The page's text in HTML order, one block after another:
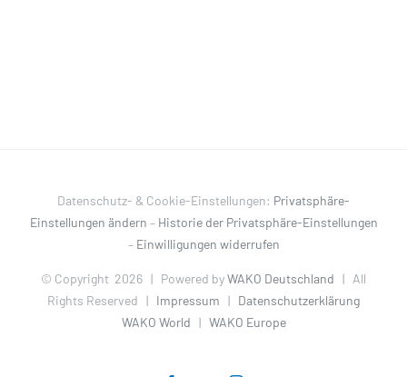
Datenschutz- & Cookie-Einstellungen: Privatsphäre-
Einstellungen ändern – Historie der Privatsphäre-Einstellungen
– Einwilligungen widerrufen
© Copyright 2026 | Powered byWAKO Deutschland | All
Rights Reserved | Impressum | Datenschutzerklärung
WAKO World | WAKO Europe